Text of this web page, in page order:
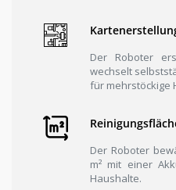
Der Roboter
wechselt
für mehrstöckige
Der Roboter
m² mit einer
Haushalte.